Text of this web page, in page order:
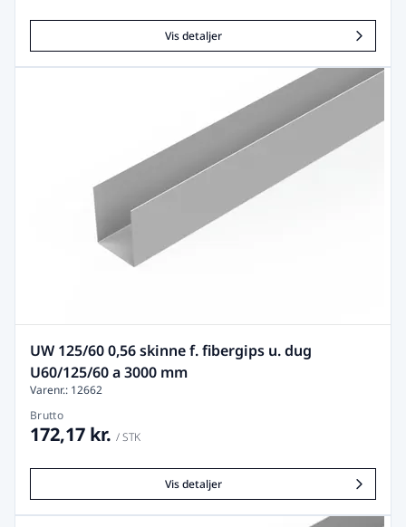
Vis detaljer
UW 125/60 0,56 skinne f. fibergips u. dug
U60/125/60 a 3000 mm
Varenr.: 12662
Brutto
172,17 kr. / STK
Vis detaljer